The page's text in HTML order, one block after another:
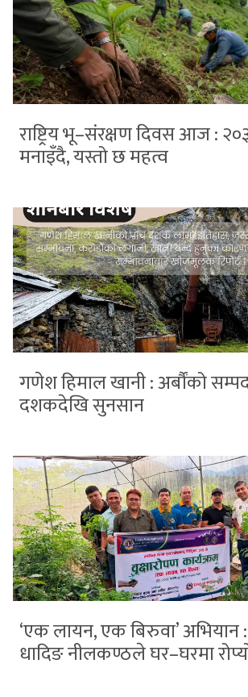
राष्ट्रिय भू–संरक्षण दिवस आज :
मनाइँदै, यस्तो छ महत्व
गणेश हिमाल खानी : अर्बौंको
दशकदेखि सुनसान
‘एक लायन, एक बिरुवा’
धादिङ नीलकण्ठले घर–घरमा